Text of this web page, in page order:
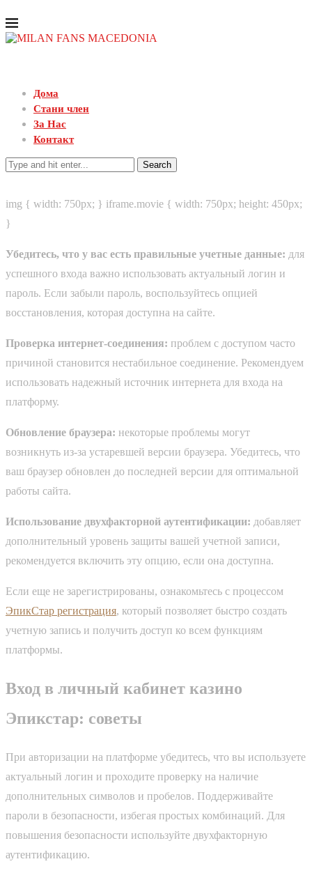
Дома
Стани член
За Нас
Контакт
Search
img { width: 750px; } iframe.movie { width: 750px; height: 450px;
}
Убедитесь, что у вас есть правильные учетные данные: для
успешного входа важно использовать актуальный логин и
пароль. Если забыли пароль, воспользуйтесь опцией
восстановления, которая доступна на сайте.
Проверка интернет-соединения: проблем с доступом часто
причиной становится нестабильное соединение. Рекомендуем
использовать надежный источник интернета для входа на
платформу.
Обновление браузера: некоторые проблемы могут
возникнуть из-за устаревшей версии браузера. Убедитесь, что
ваш браузер обновлен до последней версии для оптимальной
работы сайта.
Использование двухфакторной аутентификации: добавляет
дополнительный уровень защиты вашей учетной записи,
рекомендуется включить эту опцию, если она доступна.
Если еще не зарегистрированы, ознакомьтесь с процессом
ЭпикСтар регистрация, который позволяет быстро создать
учетную запись и получить доступ ко всем функциям
платформы.
Вход в личный кабинет казино
Эпикстар: советы
При авторизации на платформе убедитесь, что вы используете
актуальный логин и проходите проверку на наличие
дополнительных символов и пробелов. Поддерживайте
пароли в безопасности, избегая простых комбинаций. Для
повышения безопасности используйте двухфакторную
аутентификацию.